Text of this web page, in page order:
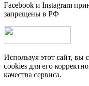
Facebook и Instagram
запрещены в РФ
Используя этот сайт, вы
cookies для его
качества сервиса.